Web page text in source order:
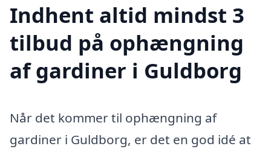
Indhent altid mindst 3
tilbud på ophængning
af gardiner i Guldborg
Når det kommer til ophængning af
gardiner i Guldborg, er det en god idé at